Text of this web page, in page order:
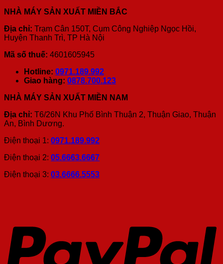
NHÀ MÁY SẢN XUẤT MIỀN BẮC
Địa chỉ: Trạm Cân 150T, Cụm Công Nghiệp Ngọc Hồi,
Huyện Thanh Trì, TP Hà Nội
Mã số thuế: 4601605945
Hotline: 0971.189.992
Giao hàng: 0878.700.123
NHÀ MÁY SẢN XUẤT MIỀN NAM
Địa chỉ: T6/26N Khu Phố Bình Thuận 2, Thuận Giao, Thuận
An, Bình Dương.
Điện thoại 1: 0971.189.992
Điện thoại 2: 05.6663.6667
Điện thoại 3: 03.6666.5553